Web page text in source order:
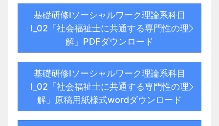
基礎研修Ⅰソーシャルワーク理論系科目
Ⅰ_02「社会福祉士に共通する専門性の理
解」PDFダウンロード
基礎研修Ⅰソーシャルワーク理論系科目
Ⅰ_02「社会福祉士に共通する専門性の理
解」原稿用紙様式wordダウンロード